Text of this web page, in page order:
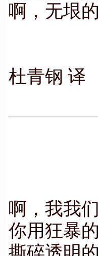
啊，无垠
杜青钢 译
啊，我我
你用狂暴